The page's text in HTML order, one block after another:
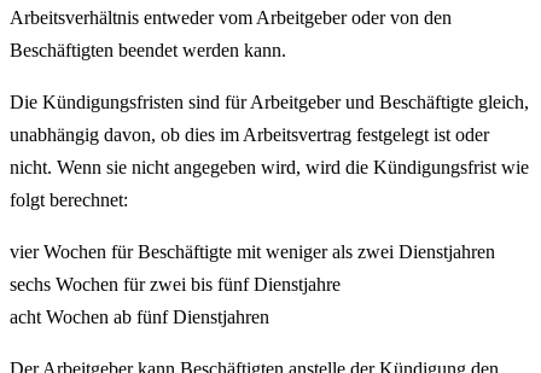
Arbeitsverhältnis entweder vom Arbeitgeber oder von den
Beschäftigten beendet werden kann.
Die Kündigungsfristen sind für Arbeitgeber und Beschäftigte gleich,
unabhängig davon, ob dies im Arbeitsvertrag festgelegt ist oder
nicht. Wenn sie nicht angegeben wird, wird die Kündigungsfrist wie
folgt berechnet:
vier Wochen für Beschäftigte mit weniger als zwei Dienstjahren
sechs Wochen für zwei bis fünf Dienstjahre
acht Wochen ab fünf Dienstjahren